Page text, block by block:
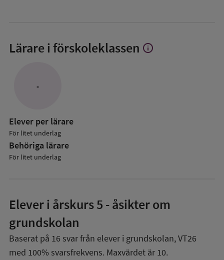
Lärare i förskoleklassen Visa
info
-
Elever per lärare
För litet underlag
Behöriga lärare
För litet underlag
Elever i årskurs 5 - åsikter om
grundskolan
Baserat på 16 svar från elever i grundskolan,VT26
med 100% svarsfrekvens. Maxvärdet är 10.